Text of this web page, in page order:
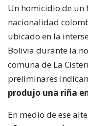
Un homicidio de un
nacionalidad
ubicado en la
Bolivia durante la
comuna de La
preliminares
produjo una riña
En medio de ese